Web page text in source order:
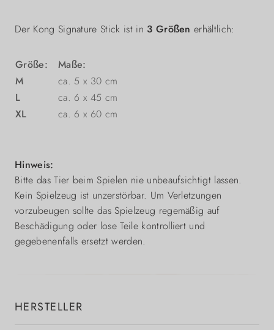
Der Kong Signature Stick ist in 3 Größen erhältlich:
Größe:
Maße:
M
ca. 5 x 30 cm
L
ca. 6 x 45 cm
XL
ca. 6 x 60 cm
Hinweis:
Bitte das Tier beim Spielen nie unbeaufsichtigt lassen.
Kein Spielzeug ist unzerstörbar. Um Verletzungen
vorzubeugen sollte das Spielzeug regemäßig auf
Beschädigung oder lose Teile kontrolliert und
gegebenenfalls ersetzt werden.
HERSTELLER